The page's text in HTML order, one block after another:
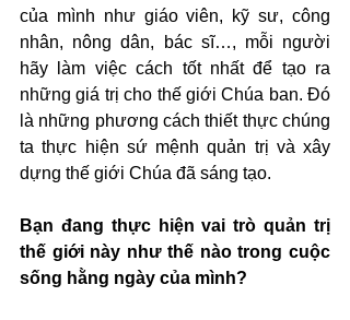
của mình như giáo viên, kỹ sư, công
nhân, nông dân, bác sĩ…, mỗi người
hãy làm việc cách tốt nhất để tạo ra
những giá trị cho thế giới Chúa ban. Đó
là những phương cách thiết thực chúng
ta thực hiện sứ mệnh quản trị và xây
dựng thế giới Chúa đã sáng tạo.
Bạn đang thực hiện vai trò quản trị
thế giới này như thế nào trong cuộc
sống hằng ngày của mình?